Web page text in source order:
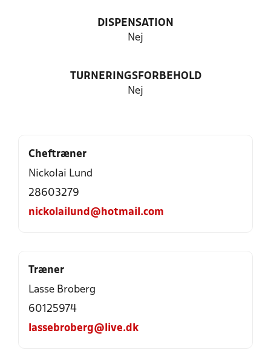
DISPENSATION
Nej
TURNERINGSFORBEHOLD
Nej
Cheftræner
Nickolai Lund
28603279
nickolailund@hotmail.com
Træner
Lasse Broberg
60125974
lassebroberg@live.dk